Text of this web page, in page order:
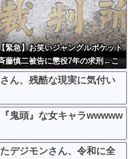
緊急】お笑いジャングルポケット
藤慎二被告に懲役7年の求刑←こ
…
ん、残酷な現実に気付い
鬼頭』な女キャラwwwww
デジモンさん、令和に全